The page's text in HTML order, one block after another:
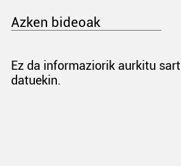
Azken bideoak
Ez da informaziorik aurkitu
datuekin.